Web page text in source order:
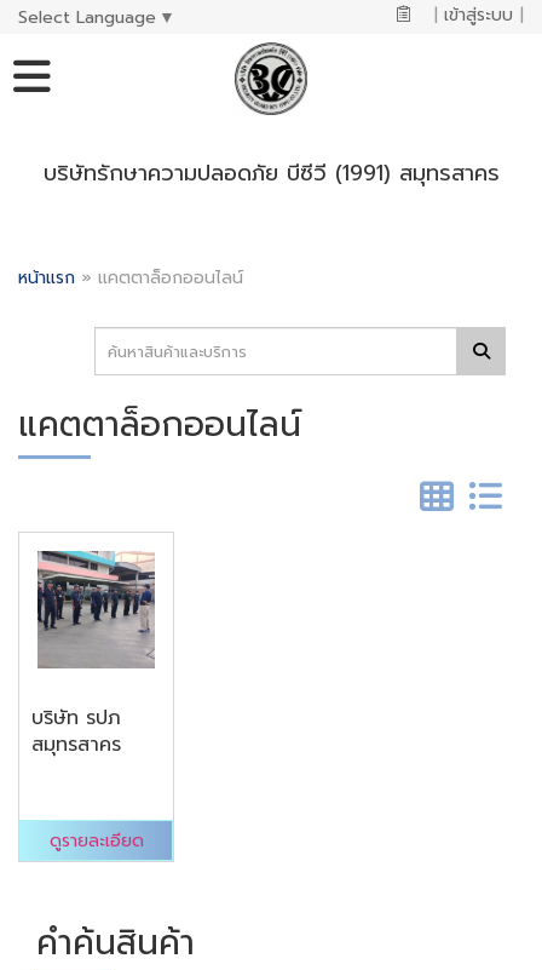
Select Language ▼ | เข้าสู่ระบบ |
บริษัทรักษาความปลอดภัย บีซีวี (1991) สมุทรสาคร
หน้าแรก » แคตตาล็อกออนไลน์
แคตตาล็อกออนไลน์
บริษัท รปภ
สมุทรสาคร
ดูรายละเอียด
คำค้นสินค้า